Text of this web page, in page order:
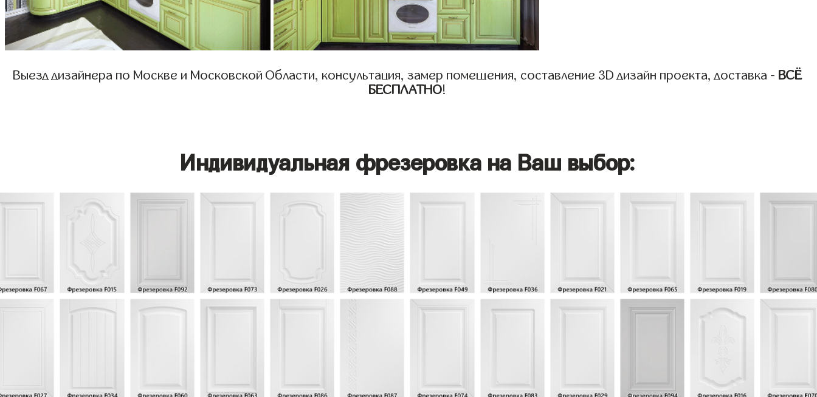
Выезд дизайнера по Москве и Московской Области, консультация, замер помещения, составление 3D дизайн проекта, доставка - ВСЁ
БЕСПЛАТНО!
Индивидуальная фрезеровка на Ваш выбор: